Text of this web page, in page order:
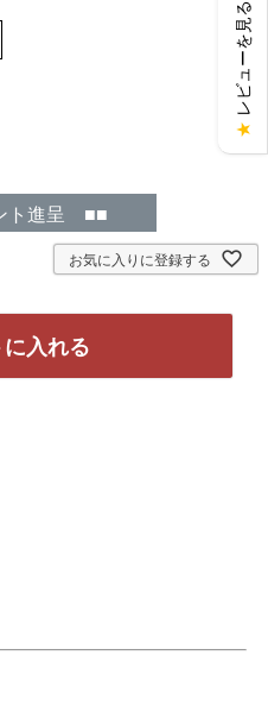
ト進呈 ■■
お気に入りに登録する
入れる
★
レビューを見る